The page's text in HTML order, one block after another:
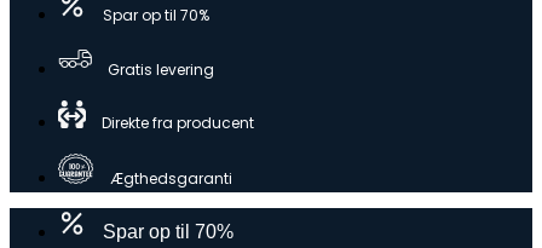
Spar op til 70%
Gratis levering
Direkte fra producent
Ægthedsgaranti
Spar op til 70%